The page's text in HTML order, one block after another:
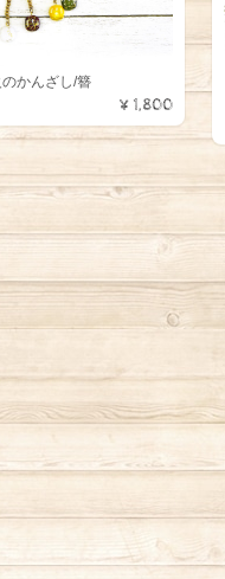
のかんざし/簪
¥1,800